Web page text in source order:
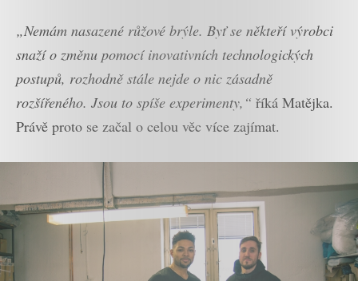
„Nemám nasazené růžové brýle. Byť se někteří výrobci
snaží o změnu pomocí inovativních technologických
postupů, rozhodně stále nejde o nic zásadně
rozšířeného. Jsou to spíše experimenty,“ říká Matějka.
Právě proto se začal o celou věc více zajímat.